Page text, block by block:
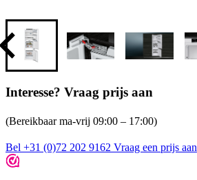
Interesse? Vraag prijs aan
(Bereikbaar ma-vrij 09:00 – 17:00)
Bel +31 (0)72 202 9162 Vraag een prijs aan